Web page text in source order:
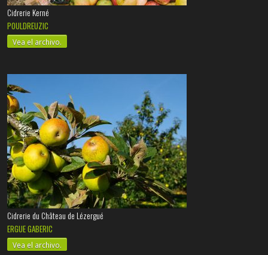
Cidrerie Kerné
POULDREUZIC
Vea el archivo.
Cidrerie du Château de Lézergué
ERGUE GABERIC
Vea el archivo.